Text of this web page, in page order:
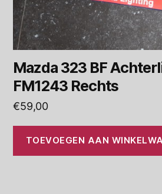
Mazda 323 BF
FM1243 Rechts
€59,00
TOEVOEGEN AAN